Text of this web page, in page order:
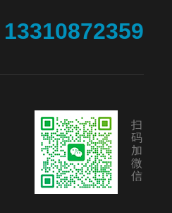
13310872359
扫
码
加
微
信